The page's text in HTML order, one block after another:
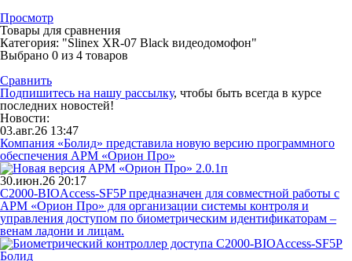
Просмотр
Товары для сравнения
Категория: "Slinex XR-07 Black видеодомофон"
Выбрано 0 из 4 товаров
Сравнить
Подпишитесь на нашу рассылку, чтобы быть всегда в курсе
последних новостей!
Новости:
03.авг.26 13:47
Компания «Болид» представила новую версию программного
обеспечения АРМ «Орион Про»
30.июн.26 20:17
С2000-BIOAccess-SF5P предназначен для совместной работы с
АРМ «Орион Про» для организации системы контроля и
управления доступом по биометрическим идентификаторам –
венам ладони и лицам.